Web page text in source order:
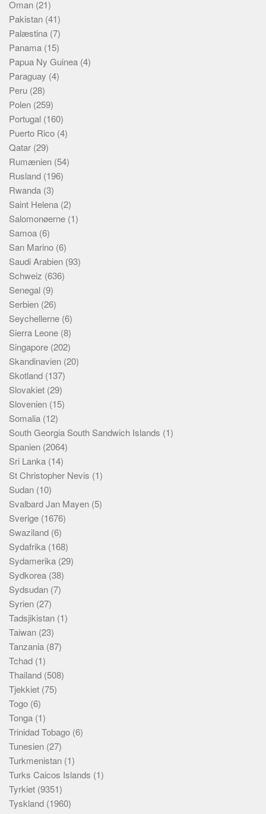
Oman (21)
Pakistan (41)
Palæstina (7)
Panama (15)
Papua Ny Guinea (4)
Paraguay (4)
Peru (28)
Polen (259)
Portugal (160)
Puerto Rico (4)
Qatar (29)
Rumænien (54)
Rusland (196)
Rwanda (3)
Saint Helena (2)
Salomonøerne (1)
Samoa (6)
San Marino (6)
Saudi Arabien (93)
Schweiz (636)
Senegal (9)
Serbien (26)
Seychellerne (6)
Sierra Leone (8)
Singapore (202)
Skandinavien (20)
Skotland (137)
Slovakiet (29)
Slovenien (15)
Somalia (12)
South Georgia South Sandwich Islands (1)
Spanien (2064)
Sri Lanka (14)
St Christopher Nevis (1)
Sudan (10)
Svalbard Jan Mayen (5)
Sverige (1676)
Swaziland (6)
Sydafrika (168)
Sydamerika (29)
Sydkorea (38)
Sydsudan (7)
Syrien (27)
Tadsjikistan (1)
Taiwan (23)
Tanzania (87)
Tchad (1)
Thailand (508)
Tjekkiet (75)
Togo (6)
Tonga (1)
Trinidad Tobago (6)
Tunesien (27)
Turkmenistan (1)
Turks Caicos Islands (1)
Tyrkiet (9351)
Tyskland (1960)